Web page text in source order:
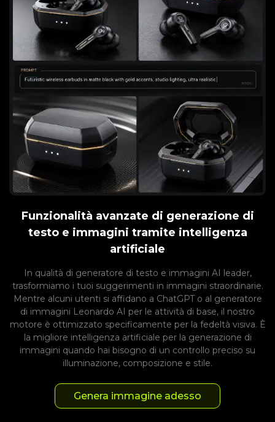
Funzionalità avanzate di generazione di
testo e immagini tramite intelligenza
artificiale
In qualità di generatore di testo e immagini AI leader,
trasformiamo i tuoi suggerimenti in immagini straordinarie.
Mentre alcuni utenti si affidano a ChatGPT o al generatore
di immagini Leonardo AI per le attività di base, il nostro
motore è ottimizzato specificamente per la fedeltà visiva. È
la migliore intelligenza artificiale per la generazione di
immagini quando hai bisogno di un controllo preciso su
illuminazione, composizione e stile.
Genera immagine adesso